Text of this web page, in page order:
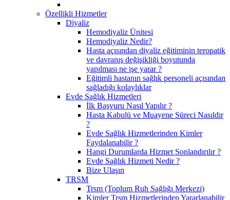
Özellikli Hizmetler
Diyaliz
Hemodiyaliz Ünitesi
Hemodiyaliz Nedir?
Hasta açısından diyaliz eğitiminin teropatik
ve davranış değişikliği boyutunda
yapılması ne işe yarar ?
Eğitimli hastanın sağlık personeli açısından
sağladığı kolaylıklar
Evde Sağlık Hizmetleri
İlk Başvuru Nasıl Yapılır ?
Hasta Kabulü ve Muayene Süreci Nasıldır
?
Evde Sağlık Hizmetlerinden Kimler
Faydalanabilir ?
Hangi Durumlarda Hizmet Sonlandırılır ?
Evde Sağlık Hizmeti Nedir ?
Bize Ulaşın
TRSM
Trsm (Toplum Ruh Sağlığı Merkezi)
Kimler Trsm Hizmetlerinden Yararlanabilir